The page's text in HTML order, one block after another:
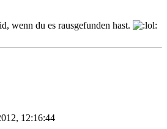
wenn du es rausgefunden hast.
12:16:44